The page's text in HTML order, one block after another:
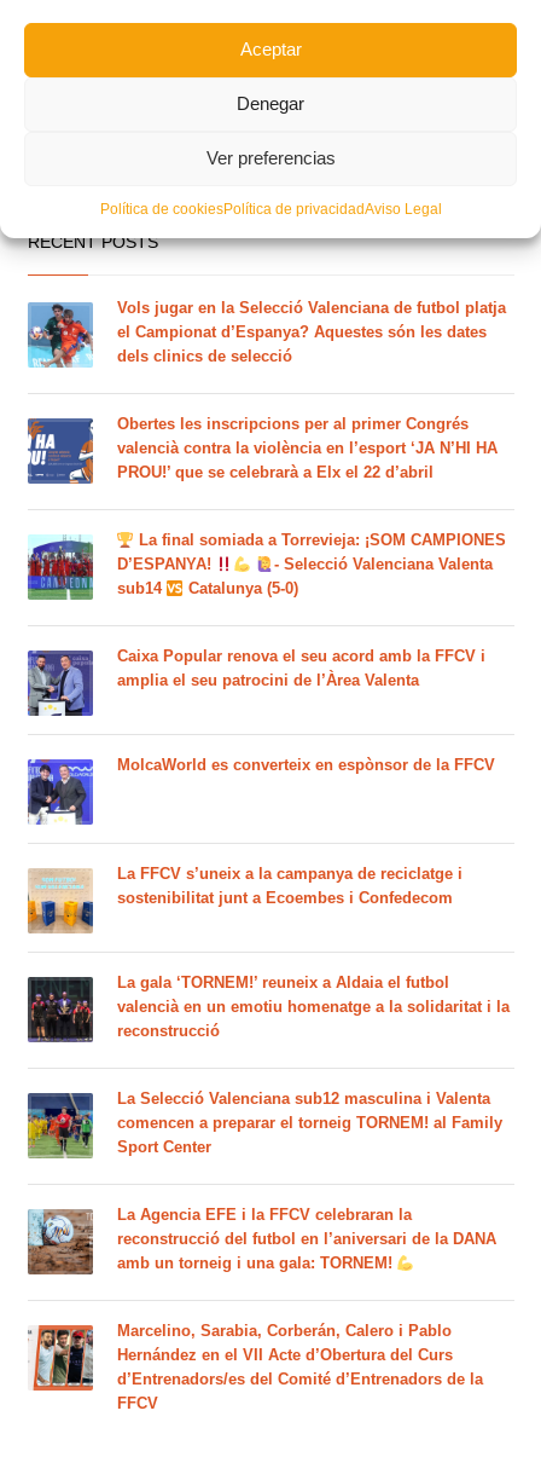
Aceptar
Denegar
Ver preferencias
Política de cookiesPolítica de privacidadAviso Legal
RECENT POSTS
Vols jugar en la Selecció Valenciana de futbol platja
el Campionat d’Espanya? Aquestes són les dates
dels clinics de selecció
Obertes les inscripcions per al primer Congrés
valencià contra la violència en l’esport ‘JA N’HI HA
PROU!’ que se celebrarà a Elx el 22 d’abril
La final somiada a Torrevieja: ¡SOM CAMPIONES
D’ESPANYA!
- Selecció Valenciana Valenta
sub14
Catalunya (5-0)
Caixa Popular renova el seu acord amb la FFCV i
amplia el seu patrocini de l’Àrea Valenta
MolcaWorld es converteix en espònsor de la FFCV
La FFCV s’uneix a la campanya de reciclatge i
sostenibilitat junt a Ecoembes i Confedecom
La gala ‘TORNEM!’ reuneix a Aldaia el futbol
valencià en un emotiu homenatge a la solidaritat i la
reconstrucció
La Selecció Valenciana sub12 masculina i Valenta
comencen a preparar el torneig TORNEM! al Family
Sport Center
La Agencia EFE i la FFCV celebraran la
reconstrucció del futbol en l’aniversari de la DANA
amb un torneig i una gala: TORNEM!
Marcelino, Sarabia, Corberán, Calero i Pablo
Hernández en el VII Acte d’Obertura del Curs
d’Entrenadors/es del Comité d’Entrenadors de la
FFCV